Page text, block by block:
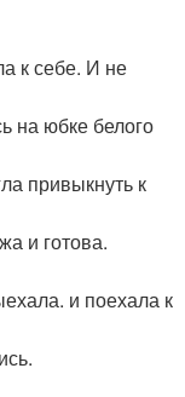
к себе. И не
на юбке белого
привыкнуть к
и готова.
и поехала к